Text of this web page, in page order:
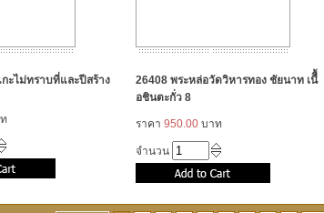
ะไม่ทราบที่และปีสร้าง
26408 พระหล่อวัดวิหารทอง ชัยนาท เนืื้
อชินตะกั่ว 8
ราคา 950.00 บาท
จำนวน